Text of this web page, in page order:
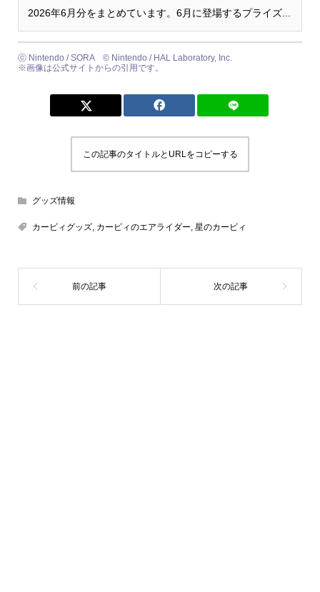
2026年6月分をまとめています。6月に登場するプライズ...
ⓒ Nintendo / SORA ©︎ Nintendo / HAL Laboratory, Inc.
※画像は公式サイトからの引用です。
この記事のタイトルとURLをコピーする
グッズ情報
カービィグッズ, カービィのエアライダー 星のカービィ